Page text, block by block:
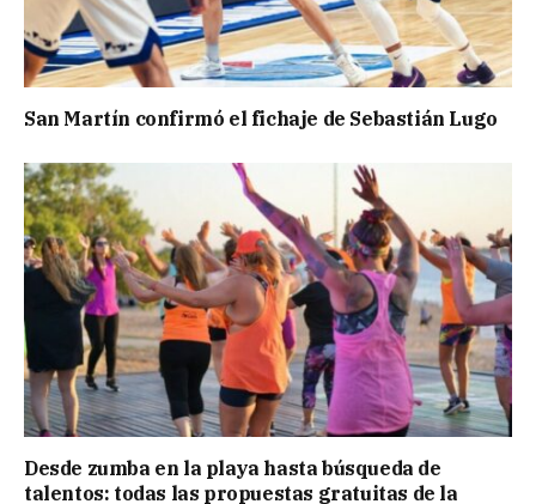
San Martín confirmó el fichaje de Sebastián Lugo
Desde zumba en la playa hasta búsqueda de
talentos: todas las propuestas gratuitas de la